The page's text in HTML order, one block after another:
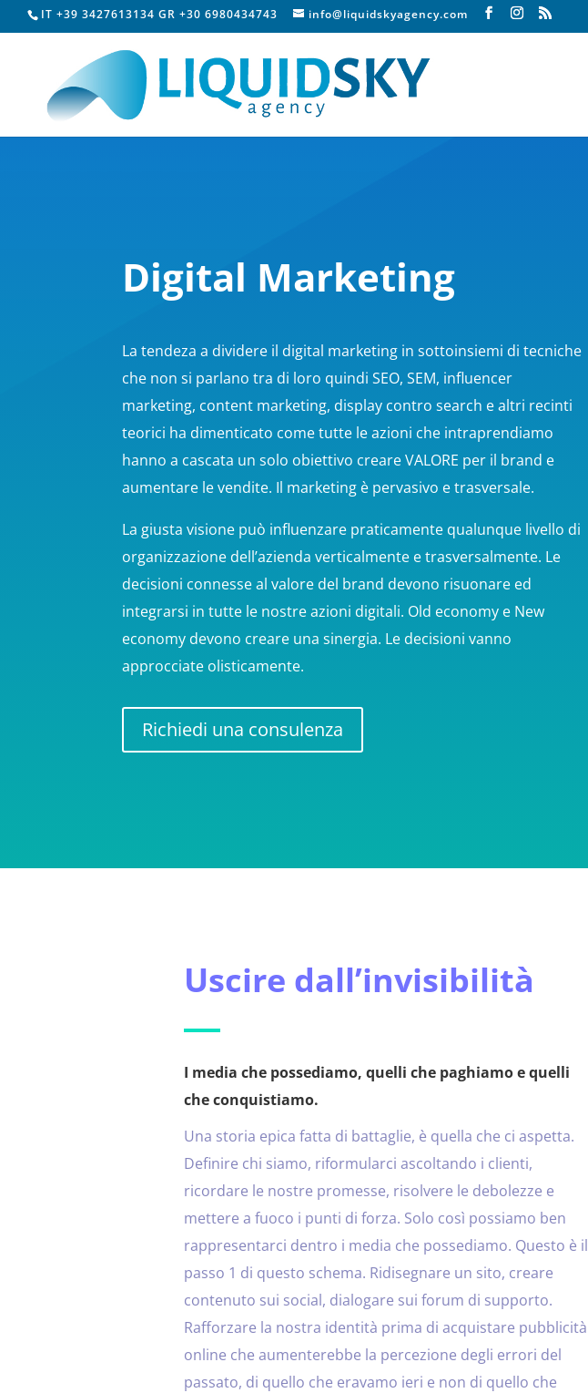
IT +39 3427613134 GR +30 6980434743 info@liquidskyagency.com
Digital Marketing
La tendeza a dividere il digital marketing in sottoinsiemi di tecniche
che non si parlano tra di loro quindi SEO, SEM, influencer
marketing, content marketing, display contro search e altri recinti
teorici ha dimenticato come tutte le azioni che intraprendiamo
hanno a cascata un solo obiettivo creare VALORE per il brand e
aumentare le vendite. Il marketing è pervasivo e trasversale.
La giusta visione può influenzare praticamente qualunque livello di
organizzazione dell’azienda verticalmente e trasversalmente. Le
decisioni connesse al valore del brand devono risuonare ed
integrarsi in tutte le nostre azioni digitali. Old economy e New
economy devono creare una sinergia. Le decisioni vanno
approcciate olisticamente.
Richiedi una consulenza
Uscire dall’invisibilità
I media che possediamo, quelli che paghiamo e quelli
che conquistiamo.
Una storia epica fatta di battaglie, è quella che ci aspetta.
Definire chi siamo, riformularci ascoltando i clienti,
ricordare le nostre promesse, risolvere le debolezze e
mettere a fuoco i punti di forza. Solo così possiamo ben
rappresentarci dentro i media che possediamo. Questo è il
passo 1 di questo schema. Ridisegnare un sito, creare
contenuto sui social, dialogare sui forum di supporto.
Rafforzare la nostra identità prima di acquistare pubblicità
online che aumenterebbe la percezione degli errori del
passato, di quello che eravamo ieri e non di quello che